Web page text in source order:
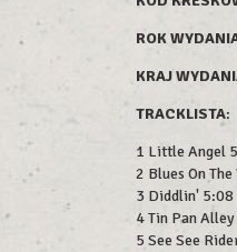
ROK WYDAN
KRAJ
TRACKLISTA:
1 Little Angel
2 Blues On
3 Diddlin' 5:08
4 Tin Pan
5 See See